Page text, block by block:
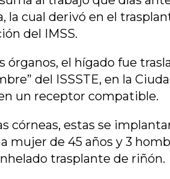
la cual derivó en el
del IMSS.
órganos, el hígado fue
del ISSSTE, en la
un receptor compatible.
córneas, estas se
mujer de 45 años y 3
trasplante de riñón.